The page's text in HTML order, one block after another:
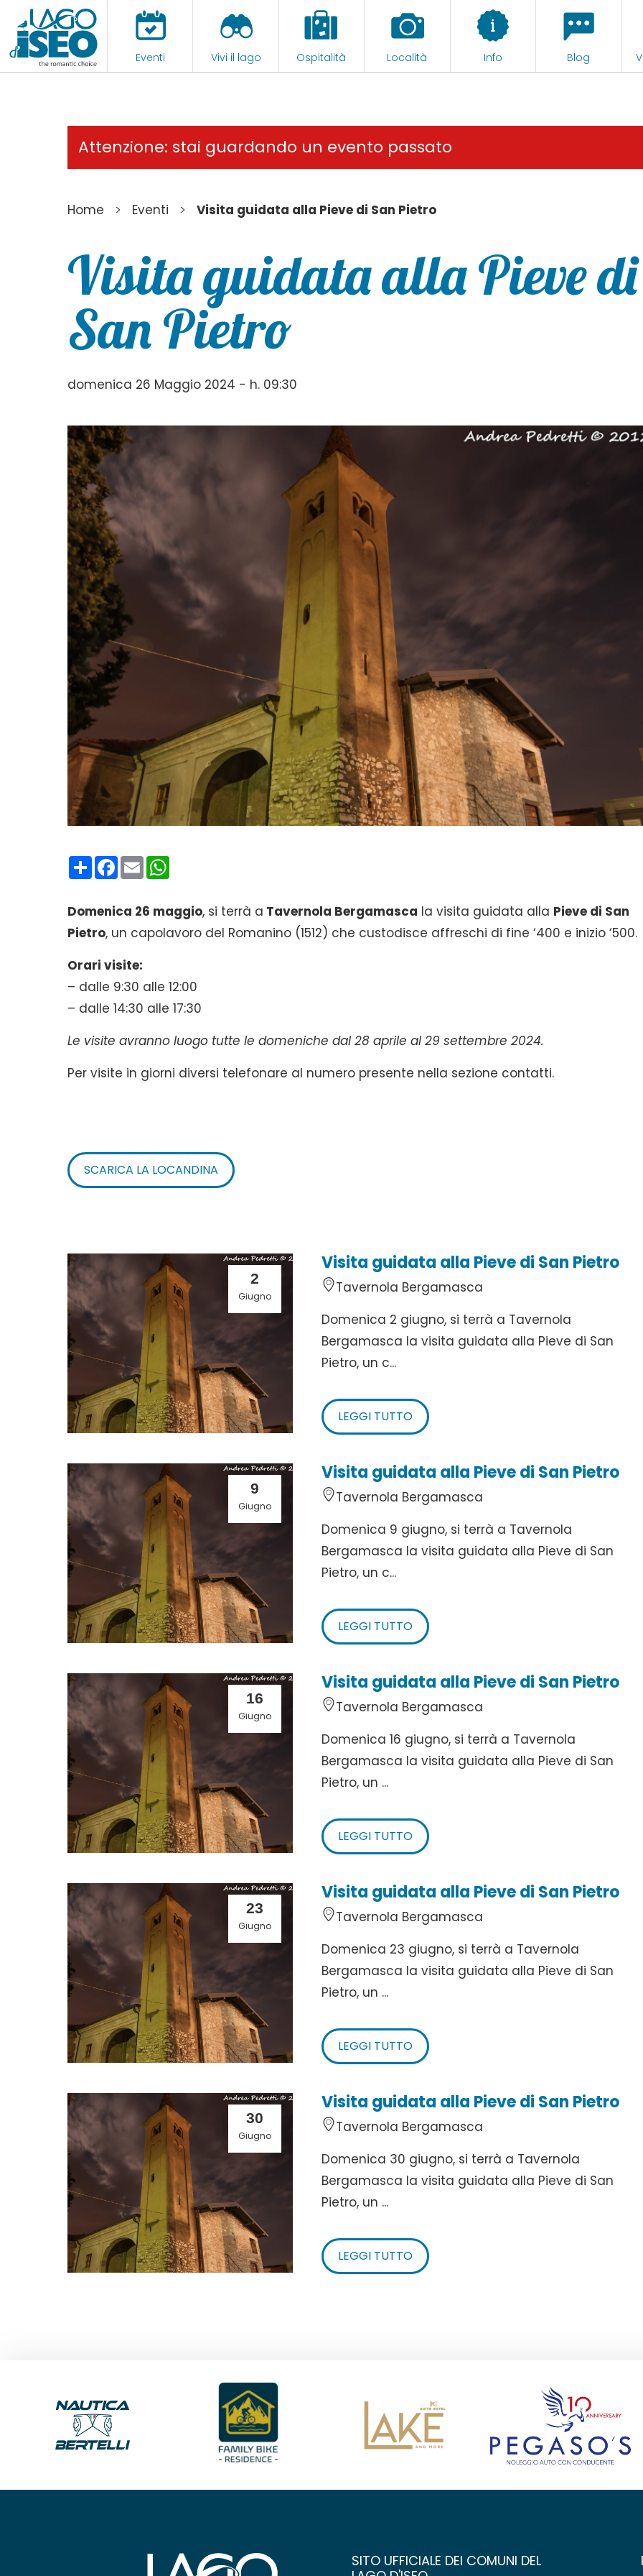
Eventi Vivi il lago Ospitalità Località Info Blog
Attenzione: stai guardando un evento passato
Home > Eventi > Visita guidata alla Pieve di San Pietro
Visita guidata alla Pieve di
San Pietro
domenica 26 Maggio 2024 - h. 09:30
CondividiFacebook
Email
Domenica 26 maggio, si terrà a Tavernola Bergamasca la visita guidata alla Pieve di San
Pietro, un capolavoro del Romanino (1512) che custodisce affreschi di fine ‘400 e inizio ‘500.
Orari visite:
– dalle 9:30 alle 12:00
– dalle 14:30 alle 17:30
Le visite avranno luogo tutte le domeniche dal 28 aprile al 29 settembre 2024.
Per visite in giorni diversi telefonare al numero presente nella sezione contatti.
SCARICA LA LOCANDINA
2
Giugno
Visita guidata alla Pieve di San Pietro
Tavernola Bergamasca
Domenica 2 giugno, si terrà a Tavernola
Bergamasca la visita guidata alla Pieve di San
Pietro, un c...
LEGGI TUTTO
9
Giugno
Visita guidata alla Pieve di San Pietro
Tavernola Bergamasca
Domenica 9 giugno, si terrà a Tavernola
Bergamasca la visita guidata alla Pieve di San
Pietro, un c...
LEGGI TUTTO
16
Giugno
Visita guidata alla Pieve di San Pietro
Tavernola Bergamasca
Domenica 16 giugno, si terrà a Tavernola
Bergamasca la visita guidata alla Pieve di San
Pietro, un ...
LEGGI TUTTO
23
Giugno
Visita guidata alla Pieve di San Pietro
Tavernola Bergamasca
Domenica 23 giugno, si terrà a Tavernola
Bergamasca la visita guidata alla Pieve di San
Pietro, un ...
LEGGI TUTTO
30
Giugno
Visita guidata alla Pieve di San Pietro
Tavernola Bergamasca
Domenica 30 giugno, si terrà a Tavernola
Bergamasca la visita guidata alla Pieve di San
Pietro, un ...
LEGGI TUTTO
SITO UFFICIALE DEI COMUNI DEL